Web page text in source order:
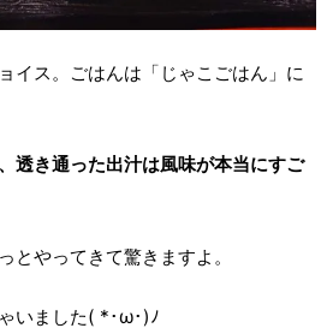
イス。ごはんは「じゃこごはん」に
透き通った出汁は風味が本当にすご
とやってきて驚きますよ。
いました( *･ω･)ﾉ